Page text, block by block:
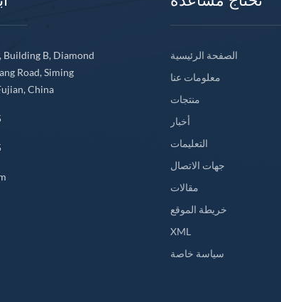
Building B, Diamond
Road, Siming
China
الصفحة الرئيسية
معلومات عنا
منتجات
أخبار
التعليمات
جهات الاتصال
مقالات
خريطة الموقع
XML
سياسة خاصة